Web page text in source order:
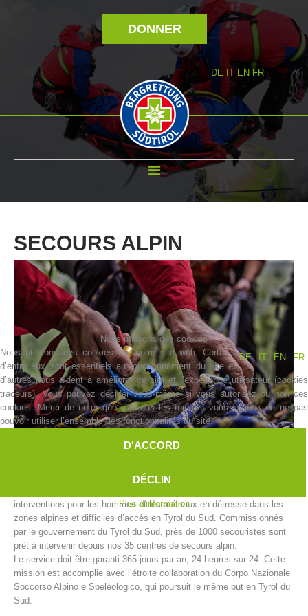
DONNER
DE IT EN FR
Histoire de l'association
SECOURS ALPIN
interventions pour les hommes et les animaux en détresse dans les
zones alpines et difficiles d’accès en Tyrol du Sud. Commissionnés
par le gouvernement du Tyrol du Sud, près de 1000 secouristes sont
prêt à intervenir depuis nos 35 centres de secours alpin.
Le service doit être garanti 365 jours par an, 24 heures sur 24. Cette
mission est accomplie avec l’étroite collaboration du Corpo Nazionale
Soccorso Alpino e Speleologico, qui poursuit le même but en Tyrol du
Sud.
Nous utilisons des cookies
DE
IT EN FR
Nous utilisons des cookies sur notre site web. Certains
d’entre eux sont essentiels au fonctionnement du site et
d’autres nous aident à améliorer ce site et l’expérience utilisateur (cookies
traceurs). Vous pouvez décider vous-même si vous autorisez ou non ces
cookies. Merci de noter que, si vous les rejetez, vous risquez de ne pas
pouvoir utiliser l’ensemble des fonctionnalités du site.
D'ACCORD
DÉCLIN
Plus d'information